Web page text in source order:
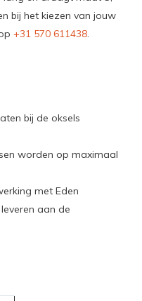
bij het kiezen van jouw
+31 570 611438.
bij de oksels
worden op maximaal
met Eden
aan de